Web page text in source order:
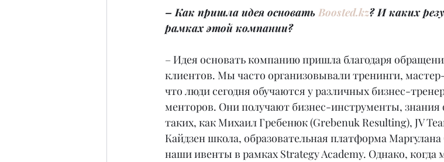
– Как пришла идея основать Boosted.kz? И каких
рамках этой компании?
– Идея основать компанию пришла благодаря
клиентов. Мы часто организовывали тренинги,
что люди сегодня обучаются у различных бизнес-
менторов. Они получают бизнес-инструменты, знания
таких, как Михаил Гребенюк (Grebenuk Resulting), JV
Кайдзен школа, образовательная платформа
наши ивенты в рамках Strategy Academy. Однако, когда